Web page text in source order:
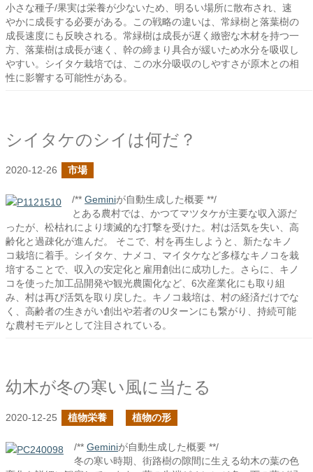
小さな種子/果実は栄養が少ないため、明るい場所に散布され、速
やかに成長する必要がある。この戦略の違いは、常緑樹と落葉樹の
成長速度にも反映される。常緑樹は成長が遅く緻密な木材を持つ一
方、落葉樹は成長が速く、幹の締まり具合が緩いため水分を吸収し
やすい。シイタケ栽培では、この水分吸収のしやすさが原木との相
性に影響する可能性がある。
シイタケのシイは何だ？
2020-12-26 市場
/** Geminiが自動生成した概要 **/
とある農村では、かつてマツタケが主要な収入源だ
ったが、松枯れにより壊滅的な打撃を受けた。村は活気を失い、高
齢化と過疎化が進んだ。 そこで、村を再生しようと、新たなキノ
コ栽培に着手。シイタケ、ナメコ、マイタケなど多様なキノコを栽
培することで、収入の安定化と雇用創出に成功した。さらに、キノ
コを使った加工品開発や観光農園化など、6次産業化にも取り組
み、村は再び活気を取り戻した。キノコ栽培は、村の経済だけでな
く、高齢者の生きがい創出や若者のUターンにも繋がり、持続可能
な農村モデルとして注目されている。
幼木が冬の寒い風に当たる
2020-12-25 植物栄養 植物の形
/** Geminiが自動生成した概要 **/
冬の寒い時期、街路樹の隙間に生える幼木の葉の色